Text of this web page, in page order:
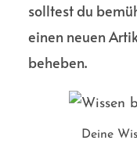
solltest du
einen neuen
beheben.
Deine